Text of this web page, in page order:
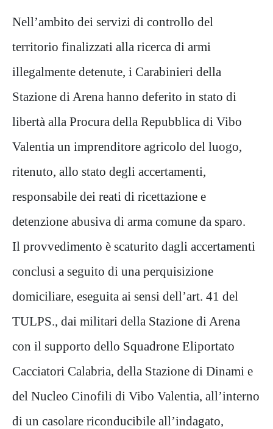
Nell’ambito dei servizi di controllo del
territorio finalizzati alla ricerca di armi
illegalmente detenute, i Carabinieri della
Stazione di Arena hanno deferito in stato di
libertà alla Procura della Repubblica di Vibo
Valentia un imprenditore agricolo del luogo,
ritenuto, allo stato degli accertamenti,
responsabile dei reati di ricettazione e
detenzione abusiva di arma comune da sparo.
Il provvedimento è scaturito dagli accertamenti
conclusi a seguito di una perquisizione
domiciliare, eseguita ai sensi dell’art. 41 del
TULPS., dai militari della Stazione di Arena
con il supporto dello Squadrone Eliportato
Cacciatori Calabria, della Stazione di Dinami e
del Nucleo Cinofili di Vibo Valentia, all’interno
di un casolare riconducibile all’indagato,